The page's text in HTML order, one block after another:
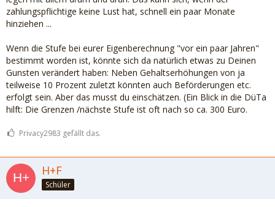
zahlungspflichtige keine Lust hat, schnell ein paar Monate
hinziehen ...
Wenn die Stufe bei eurer Eigenberechnung "vor ein paar Jahren"
bestimmt worden ist, könnte sich da natürlich etwas zu Deinen
Gunsten verändert haben: Neben Gehaltserhöhungen von ja
teilweise 10 Prozent zuletzt könnten auch Beförderungen etc.
erfolgt sein. Aber das musst du einschätzen. (Ein Blick in die DüTa
hilft: Die Grenzen /nächste Stufe ist oft nach so ca. 300 Euro.
Privacy2983 gefällt das.
H+F
Schüler